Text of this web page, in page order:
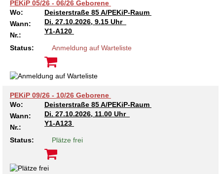
Kindertagesstätte Schneiderberg
Kindertagesstätte Sylter Weg
Kindertagesstätte Tresckowstraße
Kindertagesstätte Voltmerstraße
Kindertagesstätte Wiehbergstraße
Offene Sprach-Sprechstunde
Familienzentrum
Kindertagesstätte Mühenkamp / Familienzentrum
Kindertagesstätte Petermannstraße /
Familienzentrum
Kindertagesstätte Pfarrlandplatz
Hör- und Sprachheilkindergarten Ratswiese
Kindertagesstätte Schneiderberg
PEKiP 05/26 - 06/26 Geborene
Wo:
Deisterstraße 85 A/PEKiP-Raum
Wann:
Di. 27.10.2026, 9.15 Uhr
Nr.:
Y1-A120
Status: Anmeldung auf Warteliste
PEKiP 09/26 - 10/26 Geborene
Wo:
Deisterstraße 85 A/PEKiP-Raum
Wann:
Di. 27.10.2026, 11.00 Uhr
Nr.:
Y1-A123
Status: Plätze frei